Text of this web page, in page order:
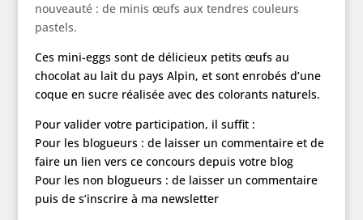
nouveauté : de minis œufs aux tendres couleurs
pastels.
Ces mini-eggs sont de délicieux petits œufs au
chocolat au lait du pays Alpin, et sont enrobés d’une
coque en sucre réalisée avec des colorants naturels.
Pour valider votre participation, il suffit :
Pour les blogueurs : de laisser un commentaire et de
faire un lien vers ce concours depuis votre blog
Pour les non blogueurs : de laisser un commentaire
puis de s’inscrire à ma newsletter